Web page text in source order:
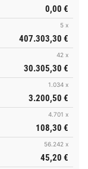
0,00 €
5 x
407.303,30 €
42 x
30.305,30 €
1.034 x
3.200,50 €
4.701 x
108,30 €
56.242 x
45,20 €